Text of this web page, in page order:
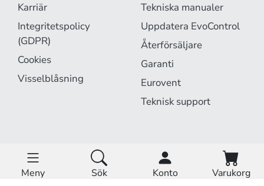
Karriär
Integritetspolicy
(GDPR)
Cookies
Visselblåsning
Tekniska manualer
Uppdatera EvoControl
Återförsäljare
Garanti
Eurovent
Teknisk support
EvoCloud är online. Driftstatus »
HemMeny Sök Konto Varukorg